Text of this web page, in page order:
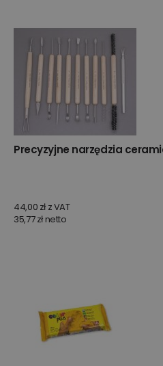
Precyzyjne narzędzia
44,00 zł z VAT
35,77 zł netto